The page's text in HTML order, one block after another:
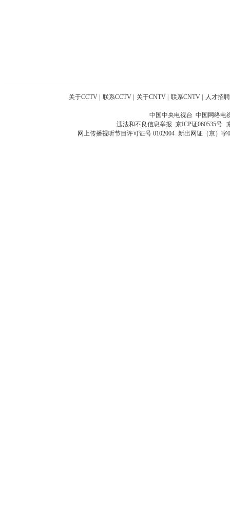
关于CCTV | 联系CCTV | 关于CNTV | 联系CNTV | 人才招聘
中国中央电视台 中国网络电
违法和不良信息举报 京ICP证060535号
网上传播视听节目许可证号 0102004 新出网证（京）